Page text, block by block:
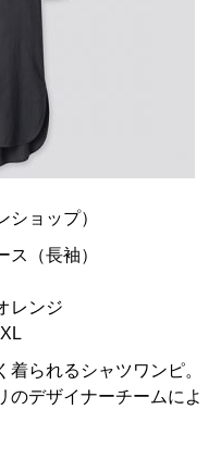
ショップ）
ス（長袖）
レンジ
られるシャツワンピ。
のデザイナーチームによ